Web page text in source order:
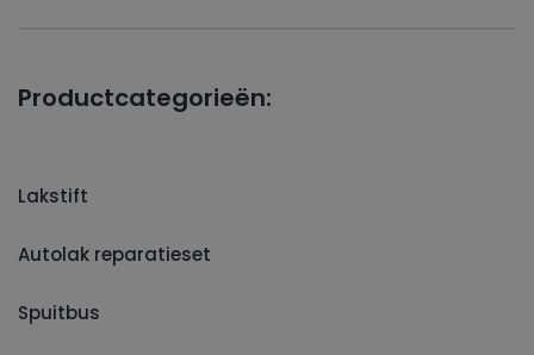
Productcategorieën:
Lakstift
Autolak reparatieset
Spuitbus